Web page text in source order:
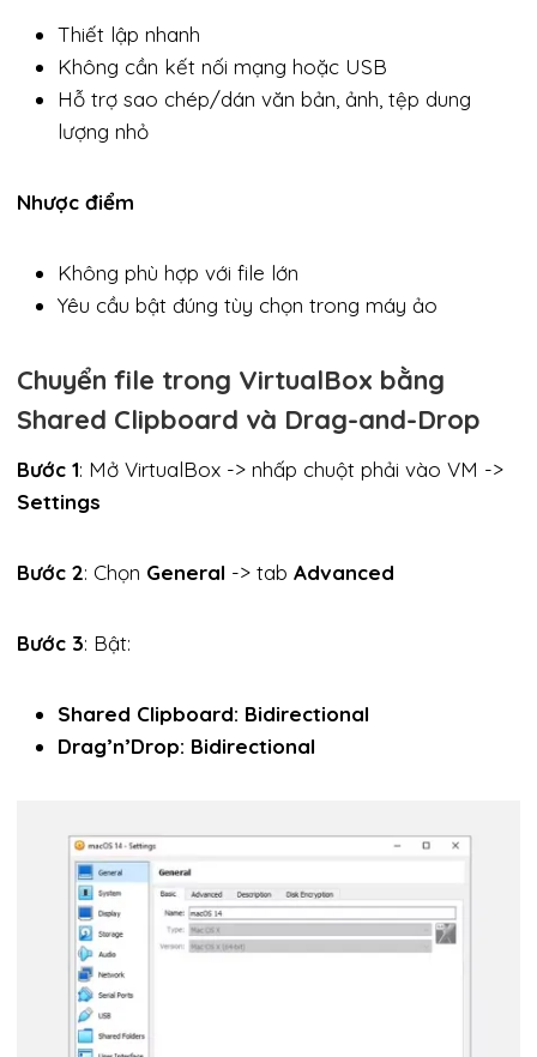
Thiết lập nhanh
Không cần kết nối mạng hoặc USB
Hỗ trợ sao chép/dán văn bản, ảnh, tệp dung
lượng nhỏ
Nhược điểm
Không phù hợp với file lớn
Yêu cầu bật đúng tùy chọn trong máy ảo
Chuyển file trong VirtualBox bằng
Shared Clipboard và Drag-and-Drop
Bước 1: Mở VirtualBox -> nhấp chuột phải vào VM ->
Settings
Bước 2: Chọn General -> tab Advanced
Bước 3: Bật:
Shared Clipboard: Bidirectional
Drag’n’Drop: Bidirectional